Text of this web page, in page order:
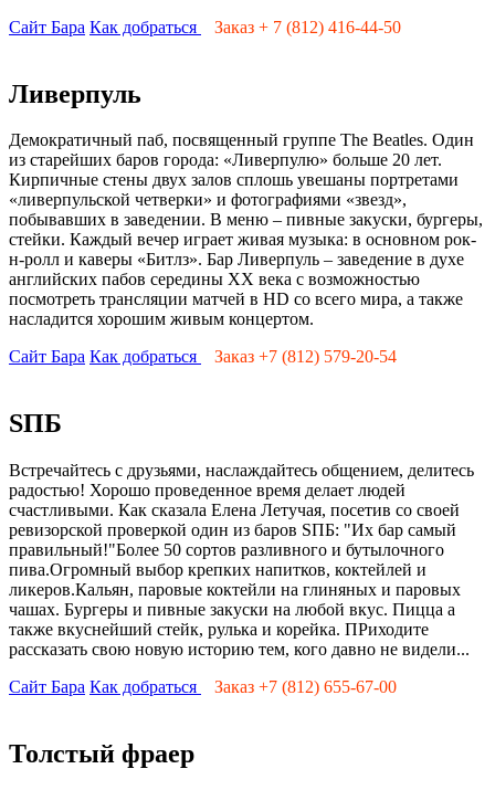
Сайт Бара Как добраться Заказ + 7 (812) 416-44-50
Ливерпуль
Демократичный паб, посвященный группе The Beatles. Один
из старейших баров города: «Ливерпулю» больше 20 лет.
Кирпичные стены двух залов сплошь увешаны портретами
«ливерпульской четверки» и фотографиями «звезд»,
побывавших в заведении. В меню – пивные закуски, бургеры,
стейки. Каждый вечер играет живая музыка: в основном рок-
н-ролл и каверы «Битлз». Бар Ливерпуль – заведение в духе
английских пабов середины ХХ века с возможностью
посмотреть трансляции матчей в HD со всего мира, а также
насладится хорошим живым концертом.
Сайт Бара Как добраться Заказ +7 (812) 579-20-54
SПБ
Встречайтесь с друзьями, наслаждайтесь общением, делитесь
радостью! Хорошо проведенное время делает людей
счастливыми. Как сказала Елена Летучая, посетив со своей
ревизорской проверкой один из баров SПБ: "Их бар самый
правильный!"Более 50 сортов разливного и бутылочного
пива.Огромный выбор крепких напитков, коктейлей и
ликеров.Кальян, паровые коктейли на глиняных и паровых
чашах. Бургеры и пивные закуски на любой вкус. Пицца а
также вкуснейший стейк, рулька и корейка. ПРиходите
рассказать свою новую историю тем, кого давно не видели...
Сайт Бара Как добраться Заказ +7 (812) 655-67-00
Толстый фраер